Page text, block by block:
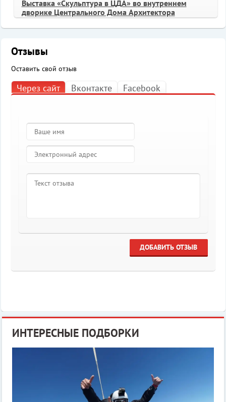
Выставка «Скульптура в ЦДА» во внутреннем
дворике Центрального Дома Архитектора
Отзывы
Оставить свой отзыв
Через сайт Вконтакте Facebook
ДОБАВИТЬ ОТЗЫВ
ИНТЕРЕСНЫЕ ПОДБОРКИ